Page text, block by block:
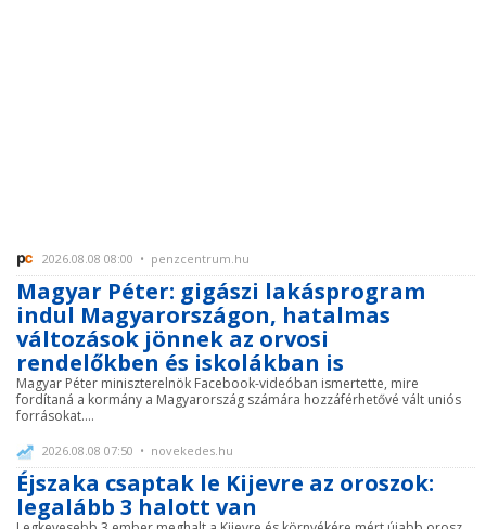
2026.08.08 08:00 • penzcentrum.hu
Magyar Péter: gigászi lakásprogram
indul Magyarországon, hatalmas
változások jönnek az orvosi
rendelőkben és iskolákban is
Magyar Péter miniszterelnök Facebook-videóban ismertette, mire
fordítaná a kormány a Magyarország számára hozzáférhetővé vált uniós
forrásokat....
2026.08.08 07:50 • novekedes.hu
Éjszaka csaptak le Kijevre az oroszok:
legalább 3 halott van